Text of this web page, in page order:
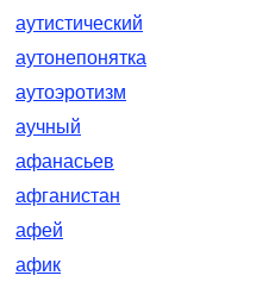
аутистический
аутонепонятка
аутоэротизм
аучный
афанасьев
афганистан
афей
афик